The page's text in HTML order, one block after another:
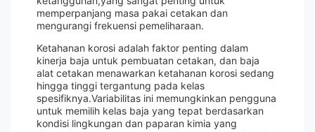
memperpanjang masa pakai cetakan dan
mengurangi frekuensi pemeliharaan.
Ketahanan korosi adalah faktor penting dalam
kinerja baja untuk pembuatan cetakan, dan baja
alat cetakan menawarkan ketahanan korosi sedang
hingga tinggi tergantung pada kelas
spesifiknya.Variabilitas ini memungkinkan pengguna
untuk memilih kelas baja yang tepat berdasarkan
kondisi lingkungan dan paparan kimia yang